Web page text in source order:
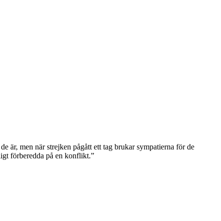
är, men när strejken pågått ett tag brukar sympatierna för de
förberedda på en konflikt.”